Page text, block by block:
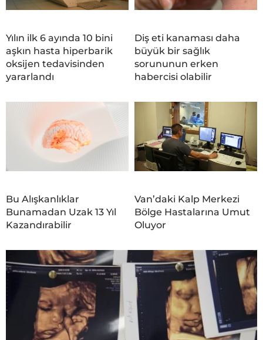
Yılın ilk 6 ayında 10 bini
aşkın hasta hiperbarik
oksijen tedavisinden
yararlandı
Diş eti kanaması daha
büyük bir sağlık
sorununun erken
habercisi olabilir
Bu Alışkanlıklar
Bunamadan Uzak 13 Yıl
Kazandırabilir
Van’daki Kalp Merkezi
Bölge Hastalarına Umut
Oluyor